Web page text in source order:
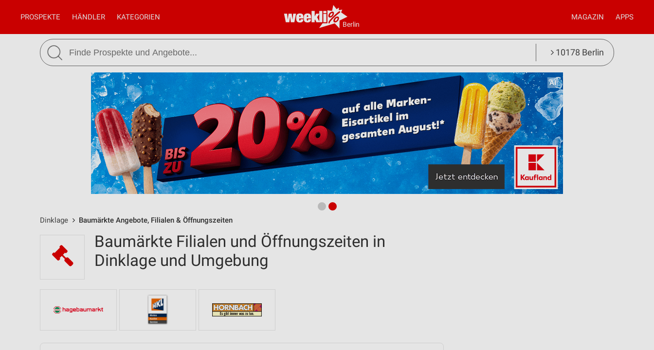
Berlin
PROSPEKTE HÄNDLER KATEGORIEN MAGAZIN APPS
10178 Berlin
Dinklage Baumärkte Angebote, Filialen & Öffnungszeiten
Baumärkte Filialen und Öffnungszeiten in
Dinklage und Umgebung